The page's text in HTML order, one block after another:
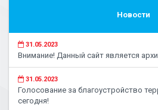
Новости
31.05.2023
Внимание! Данный сайт является
31.05.2023
Голосование за благоустройство
сегодня!